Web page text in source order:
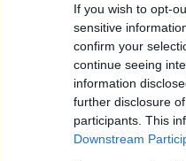
If you wish to opt-
sensitive
confirm your
continue seeing
information
further disclosure
participants. This
Downstream